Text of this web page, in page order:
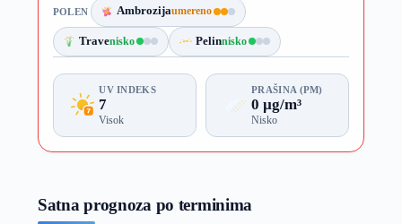
POLEN Ambrozijaumereno
Travenisko Pelinnisko
UV INDEKS
7
Visok
PRAŠINA (PM)
0 µg/m³
Nisko
Satna prognoza po terminima